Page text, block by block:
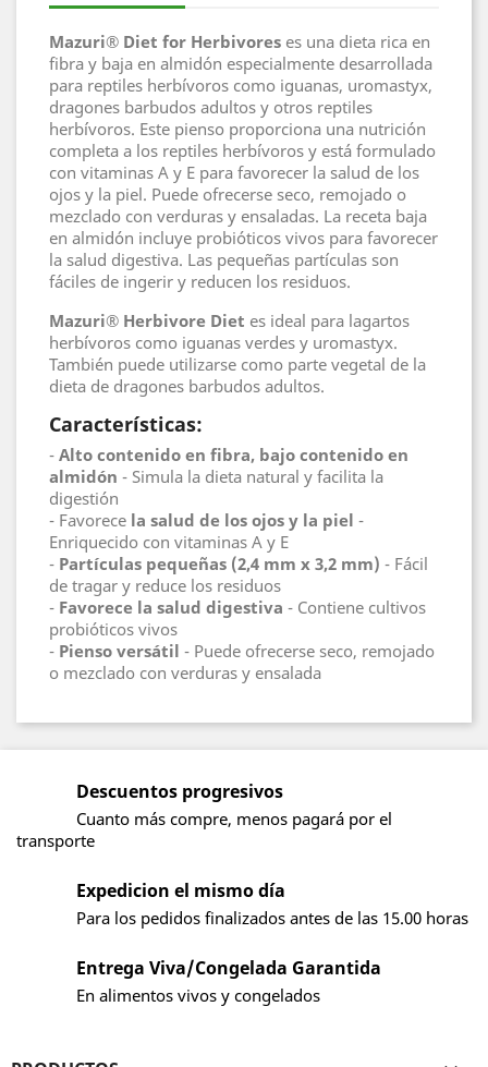
Mazuri® Diet for Herbivores es una dieta rica en
fibra y baja en almidón especialmente desarrollada
para reptiles herbívoros como iguanas, uromastyx,
dragones barbudos adultos y otros reptiles
herbívoros. Este pienso proporciona una nutrición
completa a los reptiles herbívoros y está formulado
con vitaminas A y E para favorecer la salud de los
ojos y la piel. Puede ofrecerse seco, remojado o
mezclado con verduras y ensaladas. La receta baja
en almidón incluye probióticos vivos para favorecer
la salud digestiva. Las pequeñas partículas son
fáciles de ingerir y reducen los residuos.
Mazuri® Herbivore Diet es ideal para lagartos
herbívoros como iguanas verdes y uromastyx.
También puede utilizarse como parte vegetal de la
dieta de dragones barbudos adultos.
Características:
- Alto contenido en fibra, bajo contenido en
almidón - Simula la dieta natural y facilita la
digestión
- Favorece la salud de los ojos y la piel -
Enriquecido con vitaminas A y E
- Partículas pequeñas (2,4 mm x 3,2 mm) - Fácil
de tragar y reduce los residuos
- Favorece la salud digestiva - Contiene cultivos
probióticos vivos
- Pienso versátil - Puede ofrecerse seco, remojado
o mezclado con verduras y ensalada
Descuentos progresivos
Cuanto más compre, menos pagará por el
transporte
Expedicion el mismo día
Para los pedidos finalizados antes de las 15.00 horas
Entrega Viva/Congelada Garantida
En alimentos vivos y congelados